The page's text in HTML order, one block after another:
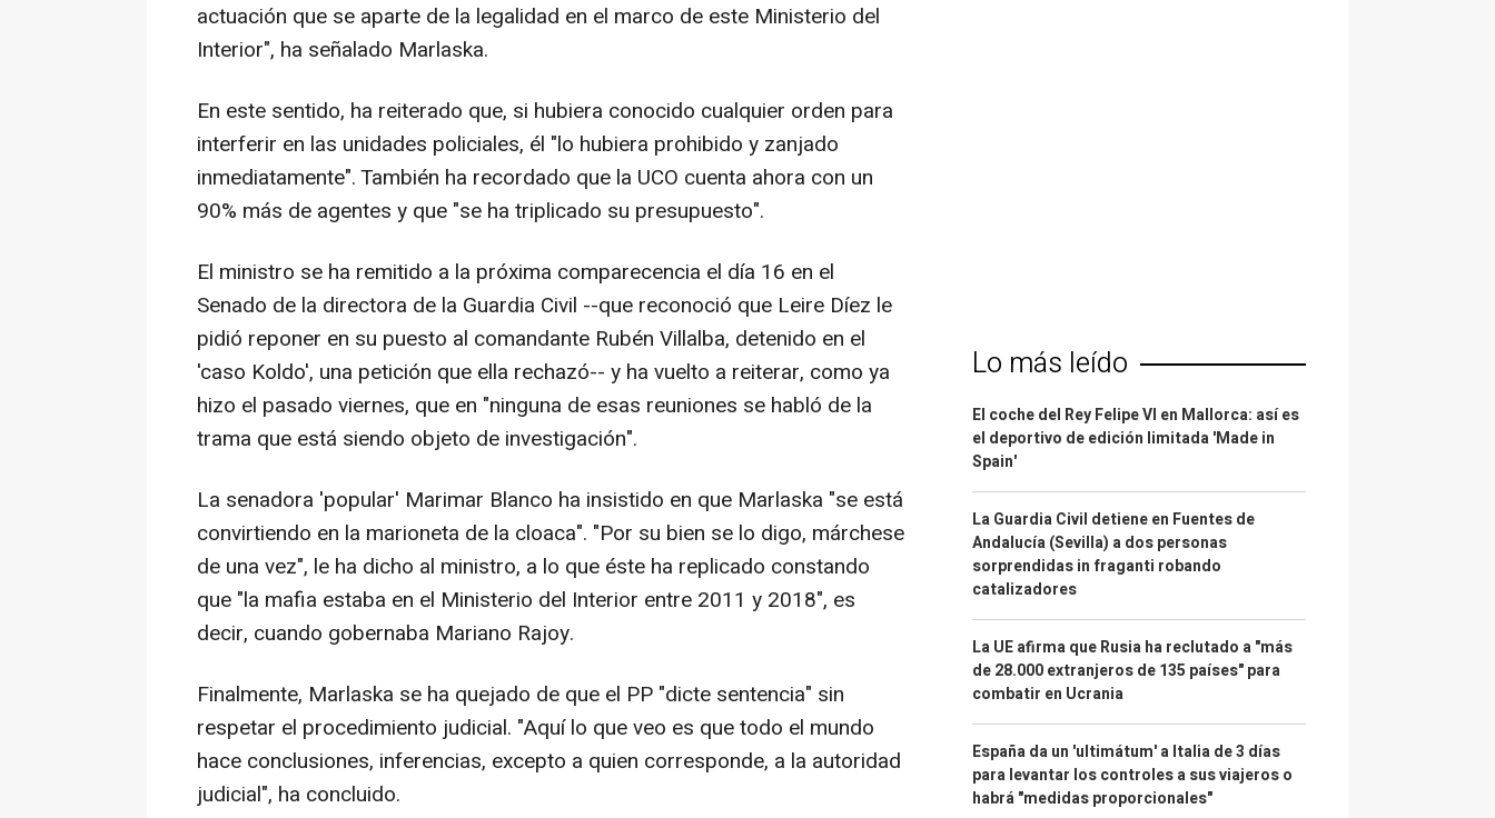
actuación que se aparte de la legalidad en el marco de este Ministerio del
Interior", ha señalado Marlaska.
En este sentido, ha reiterado que, si hubiera conocido cualquier orden para
interferir en las unidades policiales, él "lo hubiera prohibido y zanjado
inmediatamente". También ha recordado que la UCO cuenta ahora con un
90% más de agentes y que "se ha triplicado su presupuesto".
El ministro se ha remitido a la próxima comparecencia el día 16 en el
Senado de la directora de la Guardia Civil --que reconoció que Leire Díez le
pidió reponer en su puesto al comandante Rubén Villalba, detenido en el
'caso Koldo', una petición que ella rechazó-- y ha vuelto a reiterar, como ya
hizo el pasado viernes, que en "ninguna de esas reuniones se habló de la
trama que está siendo objeto de investigación".
La senadora 'popular' Marimar Blanco ha insistido en que Marlaska "se está
convirtiendo en la marioneta de la cloaca". "Por su bien se lo digo, márchese
de una vez", le ha dicho al ministro, a lo que éste ha replicado constando
que "la mafia estaba en el Ministerio del Interior entre 2011 y 2018", es
decir, cuando gobernaba Mariano Rajoy.
Finalmente, Marlaska se ha quejado de que el PP "dicte sentencia" sin
respetar el procedimiento judicial. "Aquí lo que veo es que todo el mundo
hace conclusiones, inferencias, excepto a quien corresponde, a la autoridad
judicial", ha concluido.
Lo más leído
El coche del Rey Felipe VI en Mallorca: así es
el deportivo de edición limitada 'Made in
Spain'
La Guardia Civil detiene en Fuentes de
Andalucía (Sevilla) a dos personas
sorprendidas in fraganti robando
catalizadores
La UE afirma que Rusia ha reclutado a "más
de 28.000 extranjeros de 135 países" para
combatir en Ucrania
España da un 'ultimátum' a Italia de 3 días
para levantar los controles a sus viajeros o
habrá "medidas proporcionales"